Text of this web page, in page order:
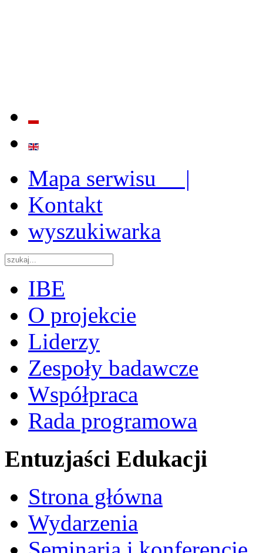
Mapa serwisu |
Kontakt
wyszukiwarka
IBE
O projekcie
Liderzy
Zespoły badawcze
Współpraca
Rada programowa
Entuzjaści Edukacji
Strona główna
Wydarzenia